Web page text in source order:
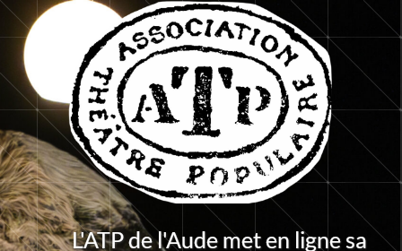
L'ATP de l'Aude met en ligne sa